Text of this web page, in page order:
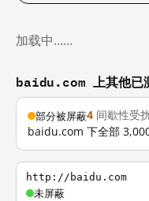
加载中……
baidu.com 上其他已
部分被屏蔽4 间歇性受
baidu.com 下全部
http://baidu.com
未屏蔽